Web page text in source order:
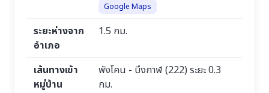
Google Maps
ระยะห่างจาก
อำเภอ
1.5 กม.
เส้นทางเข้า
หมู่บ้าน
พังโคน - บึงกาฬ (222) ระยะ 0.3
กม.